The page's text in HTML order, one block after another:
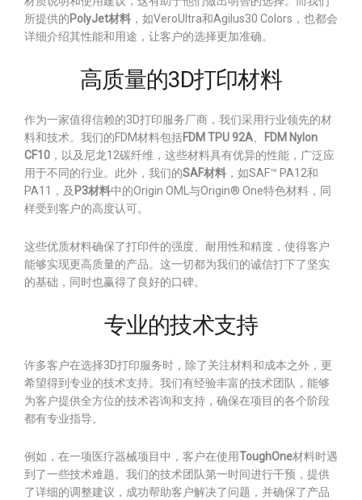
所提供的PolyJet材料 ，如VeroUltra和Agilus30 Colors，也都会
详细介绍其性能和用途，让客户的选择更加准确。
高质量的3D打印材料
作为一家值得信赖的3D打印服务厂商，我们采用行业领先的材
料和技术。我们的FDM材料包括FDM TPU 92A
FDM Nylon
CF10 ，以及尼龙12碳纤维，这些材料具有优异的性能，广泛应
用于不同的行业。此外，我们的SAF材料 ，如SAF™ PA12和
PA11，及 P3材料中的Origin OML与Origin® One特色材料，同
样受到客户的高度认可。
这些优质材料确保了打印件的强度、耐用性和精度，使得客户
能够实现更高质量的产品。这一切都为我们的诚信打下了坚实
的基础，同时也赢得了良好的口碑。
专业的技术支持
许多客户在选择3D打印服务时，除了关注材料和成本之外，更
希望得到专业的技术支持。我们有经验丰富的技术团队，能够
为客户提供全方位的技术咨询和支持，确保在项目的各个阶段
都有专业指导。
例如，在一项医疗器械项目中，客户在使用ToughOne材料时遇
到了一些技术难题。我们的技术团队第一时间进行干预，提供
了详细的调整建议，成功帮助客户解决了问题，并确保了产品